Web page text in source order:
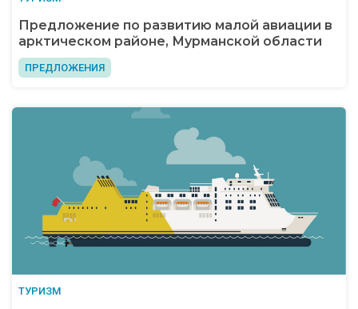
Предложение по развитию малой авиации в
арктическом районе, Мурманской области
ПРЕДЛОЖЕНИЯ
ТУРИЗМ